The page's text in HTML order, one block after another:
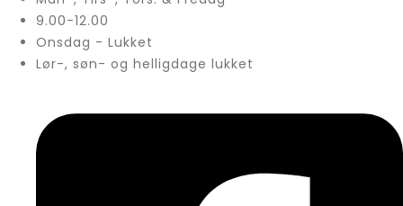
9.00-12.00
Onsdag - Lukket
Lør-, søn- og helligdage lukket